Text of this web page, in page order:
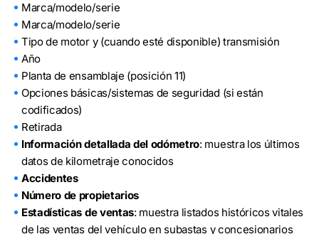
Marca/modelo/serie
Marca/modelo/serie
Tipo de motor y (cuando esté disponible) transmisión
Año
Planta de ensamblaje (posición 11)
Opciones básicas/sistemas de seguridad (si están
codificados)
Retirada
Información detallada del odómetro: muestra los últimos
datos de kilometraje conocidos
Accidentes
Número de propietarios
Estadísticas de ventas: muestra listados históricos vitales
de las ventas del vehículo en subastas y concesionarios